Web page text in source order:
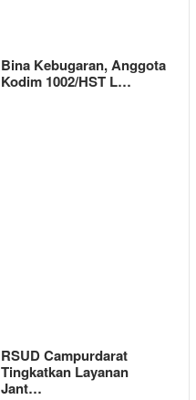
Bina Kebugaran, Anggota
Kodim 1002/HST L…
RSUD Campurdarat
Tingkatkan Layanan
Jant…